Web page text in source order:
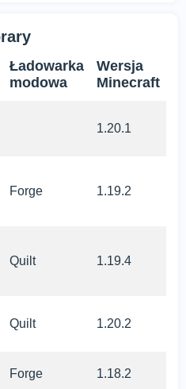
Ładowarka
modowa
Wersja
Minecraft
1.20.1
Forge 1.19.2
Quilt 1.19.4
Quilt 1.20.2
Forge 1.18.2